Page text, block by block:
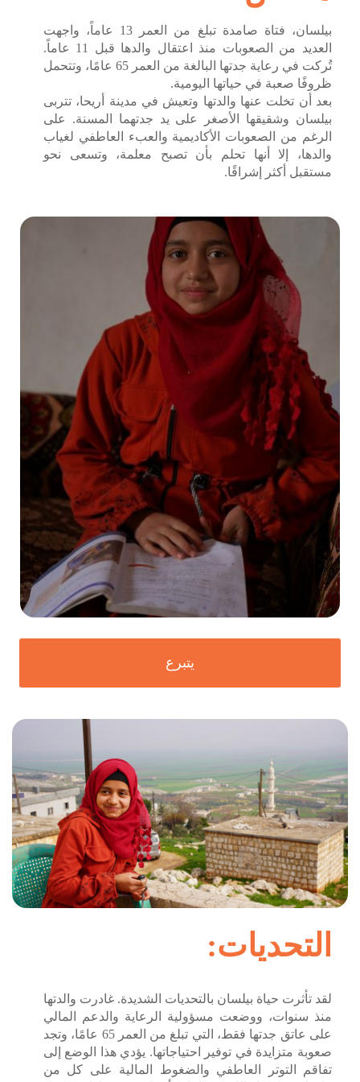
بيلسان، فتاة صامدة تبلغ من العمر 13 عاماً، واجهت
العديد من الصعوبات منذ اعتقال والدها قبل 11 عاماً.
تُركت في رعاية جدتها البالغة من العمر 65 عامًا، وتتحمل
ظروفًا صعبة في حياتها اليومية.
بعد أن تخلت عنها والدتها وتعيش في مدينة أريحا، تتربى
بيلسان وشقيقها الأصغر على يد جدتهما المسنة. على
الرغم من الصعوبات الأكاديمية والعبء العاطفي لغياب
والدها، إلا أنها تحلم بأن تصبح معلمة، وتسعى نحو
مستقبل أكثر إشراقًا.
يتبرع
التحديات:
لقد تأثرت حياة بيلسان بالتحديات الشديدة. غادرت والدتها
منذ سنوات، ووضعت مسؤولية الرعاية والدعم المالي
على عاتق جدتها فقط، التي تبلغ من العمر 65 عامًا، وتجد
صعوبة متزايدة في توفير احتياجاتها. يؤدي هذا الوضع إلى
تفاقم التوتر العاطفي والضغوط المالية على كل من